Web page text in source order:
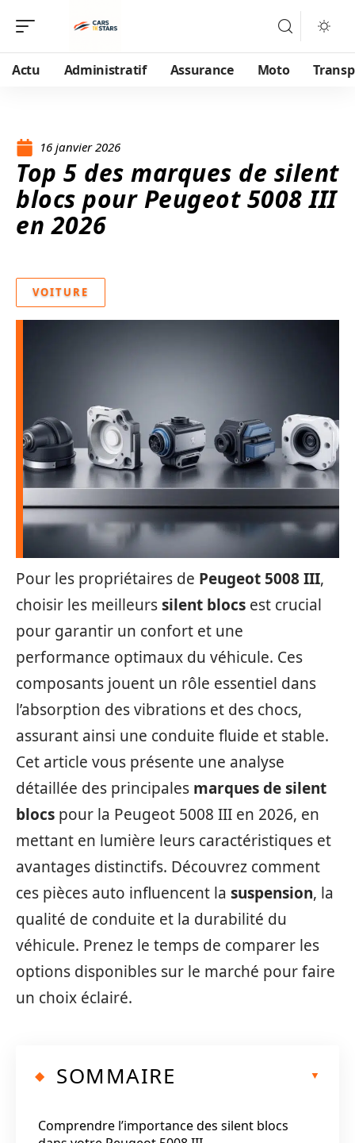
Actu Administratif Assurance Moto
16 janvier 2026
Top 5 des marques de silent
blocs pour Peugeot 5008 III
en 2026
VOITURE
Pour les propriétaires de Peugeot 5008 III,
choisir les meilleurssilent blocs est crucial
pour garantir un confort et une
performance optimaux du véhicule. Ces
composants jouent un rôle essentiel dans
l’absorption des vibrations et des chocs,
assurant ainsi une conduite fluide et stable.
Cet article vous présente une analyse
détaillée des principales marques de silent
blocs pour la Peugeot 5008 III en 2026, en
mettant en lumière leurs caractéristiques et
avantages distinctifs. Découvrez comment
ces pièces auto influencent la suspension, la
qualité de conduite et la durabilité du
véhicule. Prenez le temps de comparer les
options disponibles sur le marché pour faire
un choix éclairé.
SOMMAIRE
Comprendre l’importance des silent blocs